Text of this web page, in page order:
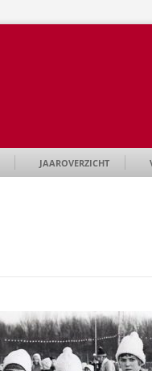
JAAROVERZICHT